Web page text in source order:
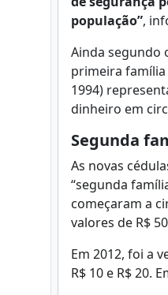
população”,
Ainda segundo
primeira família
1994)
dinheiro em
Segunda
As novas
“segunda
começaram a
valores de R$
Em 2012, foi a
R$ 10 e R$ 20.